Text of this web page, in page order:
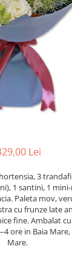
Lei
3
1 santini, 1
Paleta mov,
cu frunze late
fine. Ambalat
ore in Baia
Mare.